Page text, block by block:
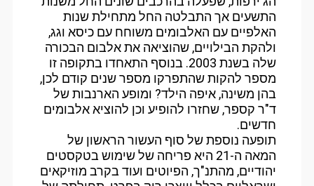
התשעים אך התבלטה החל מתחילת שנות
האלפיים עם האלבומים משוחח עם כיסא וגג,
ולהקת הבילויים, שהוציאה את אלבום הבכורה
שלה בשנת 2003. בנוסף התאחדו בתקופה זו
מספר להקות שהתפרקו מספר שנים קודם לכן,
בהן משינה, איפה הילד? ומופע הארנבות של
ד"ר קספר, שחזרו להופיע וכן להוציא אלבומים
חדשים.
תופעה נוספת של סוף העשור הראשון של
המאה ה-21 היא פריחה של שימוש בטקסטים
יהודיים, מהתנ"ך, הפיוטים ועוד בקרב מוזיקאים